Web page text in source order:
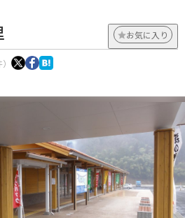
お気に入り